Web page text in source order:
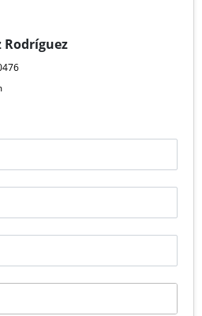
Rodríguez